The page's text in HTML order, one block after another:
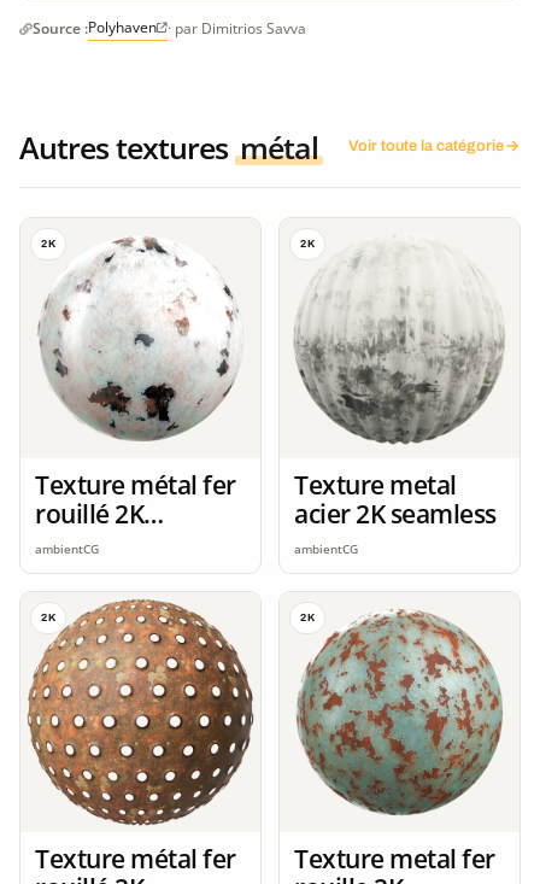
Source :Polyhaven · par Dimitrios Savva
Autres textures métal Voir toute la catégorie
2K
Texture métal fer
rouillé 2K
seamless
ambientCG
2K
Texture metal
acier 2K seamless
ambientCG
2K
Texture métal fer
2K
Texture metal fer